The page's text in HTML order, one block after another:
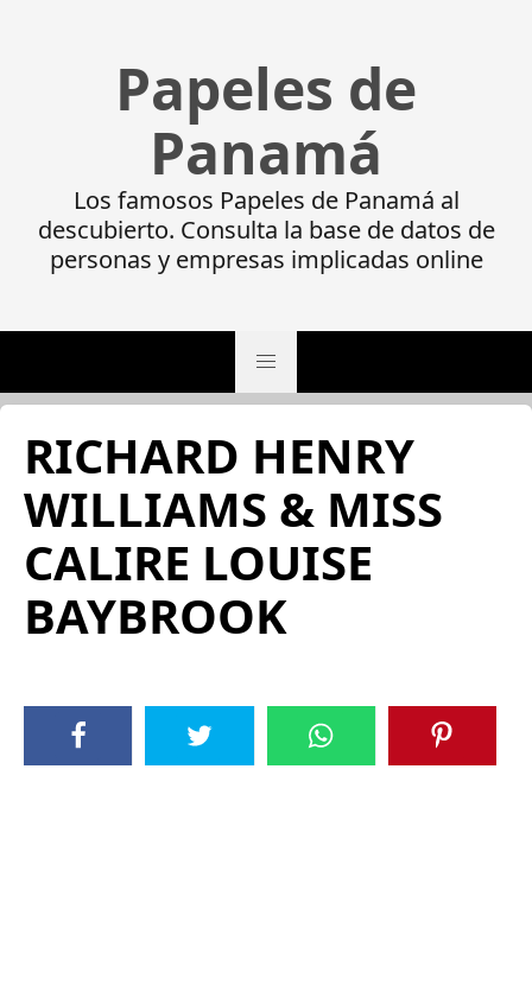
Papeles de
Panamá
Los famosos Papeles de Panamá al
descubierto. Consulta la base de datos de
personas y empresas implicadas online
RICHARD HENRY
WILLIAMS & MISS
CALIRE LOUISE
BAYBROOK